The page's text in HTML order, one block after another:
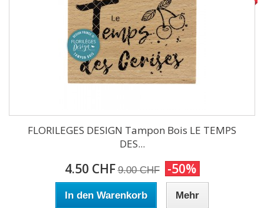
FLORILEGES DESIGN Tampon Bois LE TEMPS
DES...
4.50 CHF 9.00 CHF -50%
In den Warenkorb Mehr